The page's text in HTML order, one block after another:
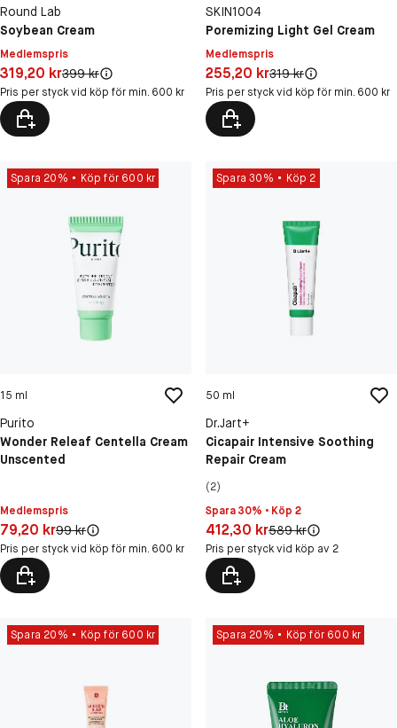
Round Lab
Soybean Cream
Medlemspris
Pris: 319,20 kr
319,20 krOriginal pris:
399 kr
Pris per styck vid köp för min. 600 kr
SKIN1004
Poremizing Light Gel Cream
Medlemspris
Pris: 255,20 kr
255,20 krOriginal pris:
319 kr
Pris per styck vid köp för min. 600 kr
Spara 20% Köp för 600 kr
15 ml
Purito
Wonder Releaf Centella Cream
Unscented
Medlemspris
Pris: 79,20 kr
79,20 krOriginal pris:
99 kr
Pris per styck vid köp för min. 600 kr
Spara 30% Köp 2
50 ml
Dr.Jart+
Cicapair Intensive Soothing
Repair Cream
(2)
Spara 30% • Köp 2
Pris: 412,30 kr
412,30 krOriginal pris:
589 kr
Pris per styck vid köp av 2
Spara 20% Köp för 600 kr Spara 20% Köp för 600 kr